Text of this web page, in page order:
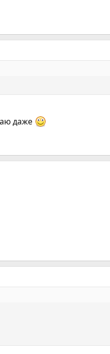
даже